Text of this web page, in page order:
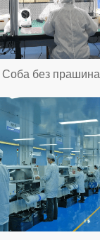
Соба без прашина